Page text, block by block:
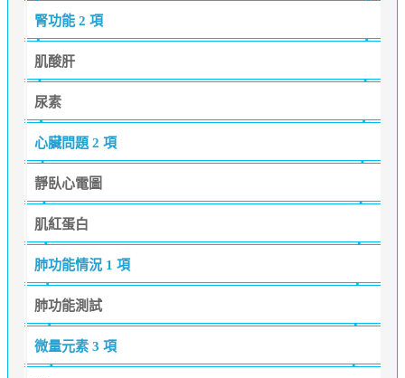
腎功能 2 項
肌酸肝
尿素
心臟問題 2 項
靜臥心電圖
肌紅蛋白
肺功能情況 1 項
肺功能測試
微量元素 3 項